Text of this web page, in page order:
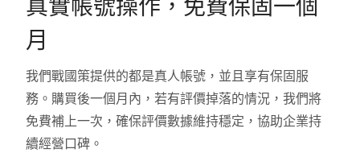
真實帳號操作，免費保固一個
月
我們戰國策提供的都是真人帳號，並且享有保固服
務。購買後一個月內，若有評價掉落的情況，我們將
免費補上一次，確保評價數據維持穩定，協助企業持
續經營口碑。